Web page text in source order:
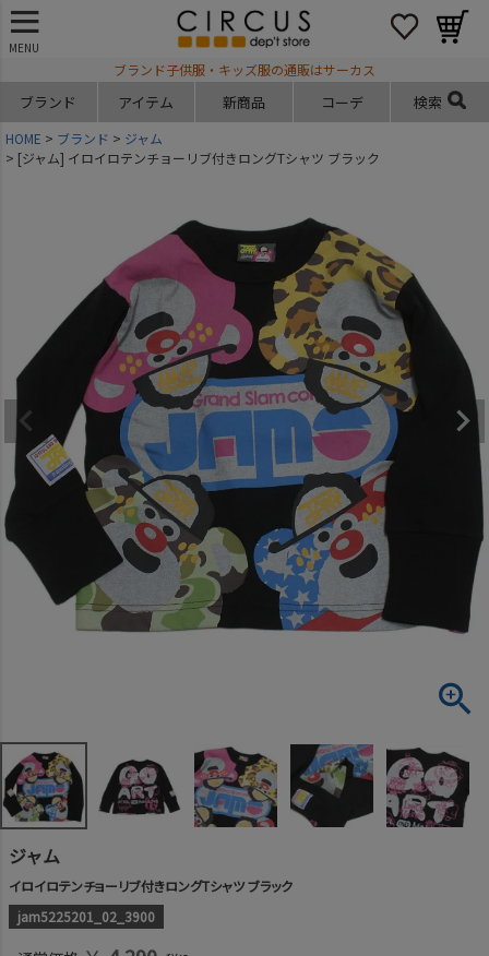
MENU
ブランド子供服・キッズ服の通販はサーカス
ブランド アイテム 新商品 コーデ 検索
HOME ブランド
ジャム
[ジャム] イロイロテンチョーリブ付きロングTシャツ ブラック
ジャム
イロイロテンチョーリブ付きロングTシャツ ブラック
jam5225201_02_3900